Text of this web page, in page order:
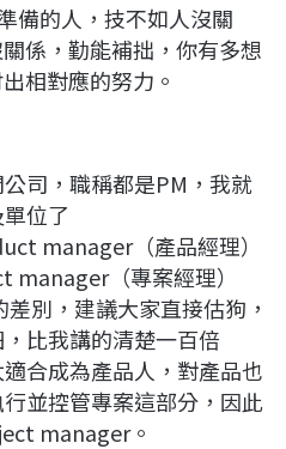
備的人，技不如人沒關
係，勤能補拙，你有多想
相對應的努力。
司，職稱都是PM，我就
位了
manager（產品經理）
manager（專案經理）
別，建議大家直接估狗，
比我講的清楚一百倍
合成為產品人，對產品也
並控管專案這部分，因此
manager。